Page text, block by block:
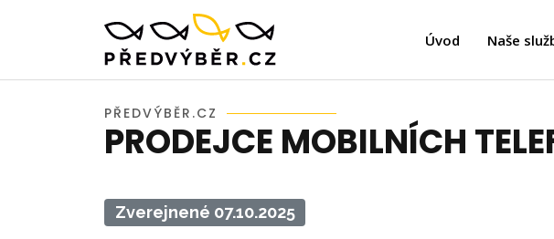
Úvod Naše
PŘEDVÝBĚR.CZ
PRODEJCE MOBILNÍCH
Zverejnené 07.10.2025